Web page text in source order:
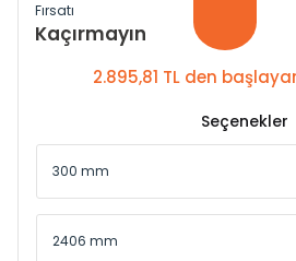
Fırsatı
Kaçırmayın
2.895,81 TL den
Seçenekler